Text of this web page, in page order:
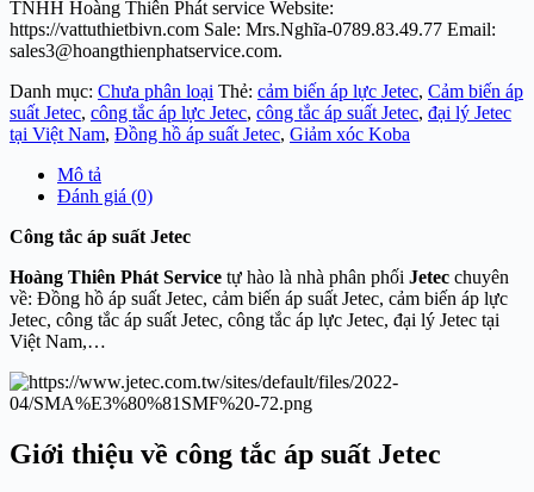
TNHH Hoàng Thiên Phát service Website:
https://vattuthietbivn.com Sale: Mrs.Nghĩa-0789.83.49.77 Email:
sales3@hoangthienphatservice.com.
Danh mục: Chưa phân loại Thẻ: cảm biến áp lực Jetec, Cảm biến áp
suất Jetec, công tắc áp lực Jetec, công tắc áp suất Jetec, đại lý Jetec
tại Việt Nam, Đồng hồ áp suất Jetec, Giảm xóc Koba
Mô tả
Đánh giá (0)
Công tắc áp suất Jetec
Hoàng Thiên Phát Service tự hào là nhà phân phối Jetec chuyên
về: Đồng hồ áp suất Jetec, cảm biến áp suất Jetec, cảm biến áp lực
Jetec, công tắc áp suất Jetec, công tắc áp lực Jetec, đại lý Jetec tại
Việt Nam,…
Giới thiệu về công tắc áp suất Jetec